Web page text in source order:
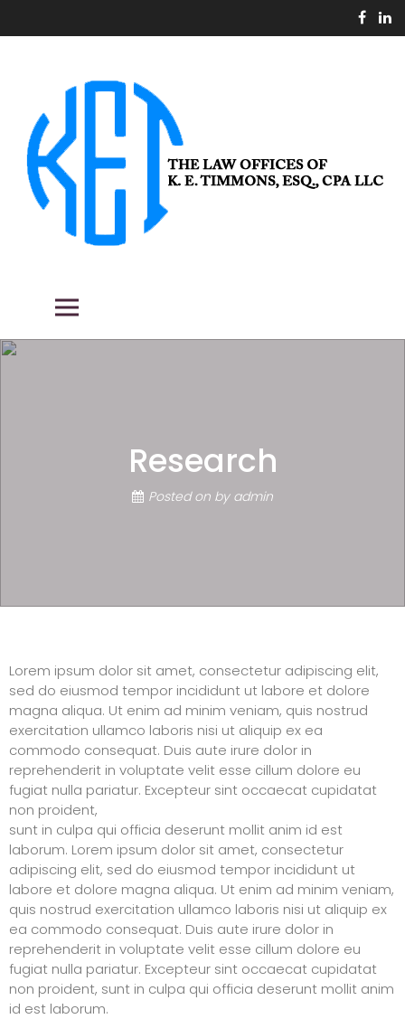
to
THE LAW OFFICES OF K. E.
TIMMONS, ESQ., CPA LLC
Research
Posted on by admin
Lorem ipsum dolor sit amet, consectetur adipiscing elit,
sed do eiusmod tempor incididunt ut labore et dolore
magna aliqua. Ut enim ad minim veniam, quis nostrud
exercitation ullamco laboris nisi ut aliquip ex ea
commodo consequat. Duis aute irure dolor in
reprehenderit in voluptate velit esse cillum dolore eu
fugiat nulla pariatur. Excepteur sint occaecat cupidatat
non proident,
sunt in culpa qui officia deserunt mollit anim id est
laborum. Lorem ipsum dolor sit amet, consectetur
adipiscing elit, sed do eiusmod tempor incididunt ut
labore et dolore magna aliqua. Ut enim ad minim veniam,
quis nostrud exercitation ullamco laboris nisi ut aliquip ex
ea commodo consequat. Duis aute irure dolor in
reprehenderit in voluptate velit esse cillum dolore eu
fugiat nulla pariatur. Excepteur sint occaecat cupidatat
non proident, sunt in culpa qui officia deserunt mollit anim
id est laborum.